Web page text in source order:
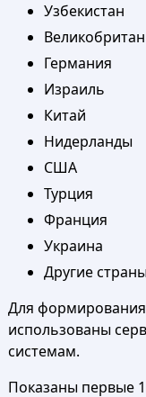
Узбекистан
Германия
Израиль
Китай
Нидерланды
США
Турция
Франция
Украина
Другие
Для формирования
использованы
системам.
Показаны первые 1